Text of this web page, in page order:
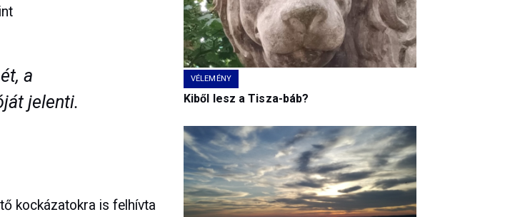
a
jelenti.
kockázatokra is felhívta
VÉLEMÉNY
Kiből lesz a Tisza-báb?